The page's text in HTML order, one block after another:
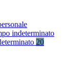
indeterminato
20